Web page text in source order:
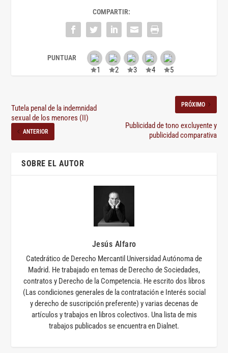
COMPARTIR:
Tutela penal de la indemnidad
sexual de los menores (II)
ANTERIOR
PRÓXIMO
Publicidad de tono excluyente y
publicidad comparativa
SOBRE EL AUTOR
Jesús Alfaro
Catedrático de Derecho Mercantil Universidad Autónoma de
Madrid. He trabajado en temas de Derecho de Sociedades,
contratos y Derecho de la Competencia. He escrito dos libros
(Las condiciones generales de la contratación e Interés social
y derecho de suscripción preferente) y varias decenas de
artículos y trabajos en libros colectivos. Una lista de mis
trabajos publicados se encuentra en Dialnet.